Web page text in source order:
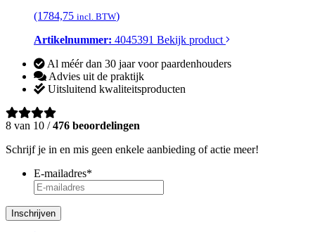
(1784,75 incl. BTW)
Artikelnummer: 4045391 Bekijk product
Al méér dan 30 jaar voor paardenhouders
Advies uit de praktijk
Uitsluitend kwaliteitsproducten
8 van 10 /476 beoordelingen
Schrijf je in en mis geen enkele aanbieding of actie meer!
E-mailadres*
Inschrijven